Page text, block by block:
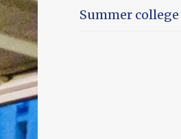
Summer college